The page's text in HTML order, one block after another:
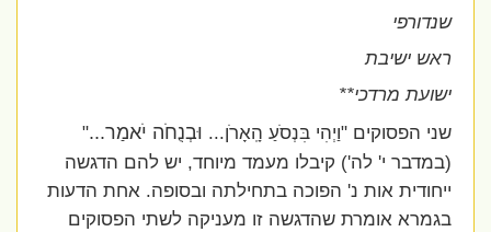
שנדורפי
ראש ישיבת
ישועת מרדכי**
שני הפסוקים "וַיְהִי בִּנְסֹעַ הָֽאָרֹן...וּבְנֻחֹה יֹאמַר..."
(במדבר י' לה') קיבלו מעמד מיוחד, יש להם הדגשה
ייחודית אות נ' הפוכה בתחילתה ובסופה. אחת הדעות
בגמרא אומרת שהדגשה זו מעניקה לשתי הפסוקים